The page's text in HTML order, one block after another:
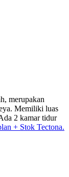
merupakan
Memiliki luas
2 kamar tidur
+ Stok Tectona.